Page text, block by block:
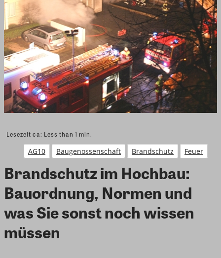
Lesezeit ca: Less than 1 min.
AG10 Baugenossenschaft Brandschutz Feuer
Brandschutz im Hochbau:
Bauordnung, Normen und
was Sie sonst noch wissen
müssen